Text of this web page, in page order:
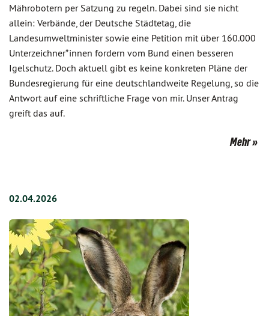
Mährobotern per Satzung zu regeln. Dabei sind sie nicht
allein: Verbände, der Deutsche Städtetag, die
Landesumweltminister sowie eine Petition mit über 160.000
Unterzeichner*innen fordern vom Bund einen besseren
Igelschutz. Doch aktuell gibt es keine konkreten Pläne der
Bundesregierung für eine deutschlandweite Regelung, so die
Antwort auf eine schriftliche Frage von mir. Unser Antrag
greift das auf.
Mehr
02.04.2026